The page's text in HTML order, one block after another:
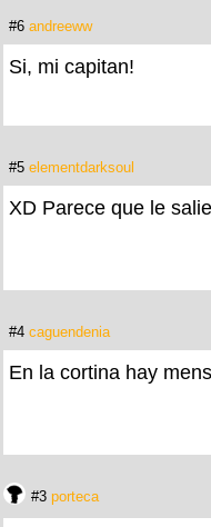
#6 andreeww
Si, mi capitan!
#5 elementdarksoul
XD Parece que le
#4 caguendenia
En la cortina hay
#3 porteca